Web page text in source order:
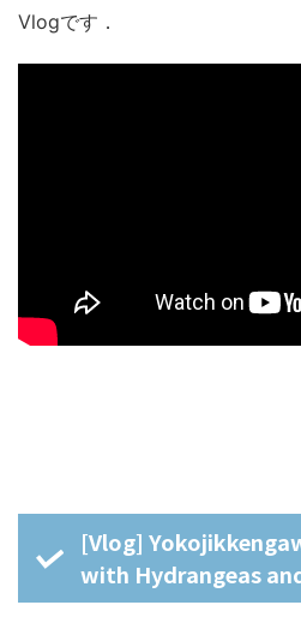
Vlogです．
[Vlog]
with Hydrangeas